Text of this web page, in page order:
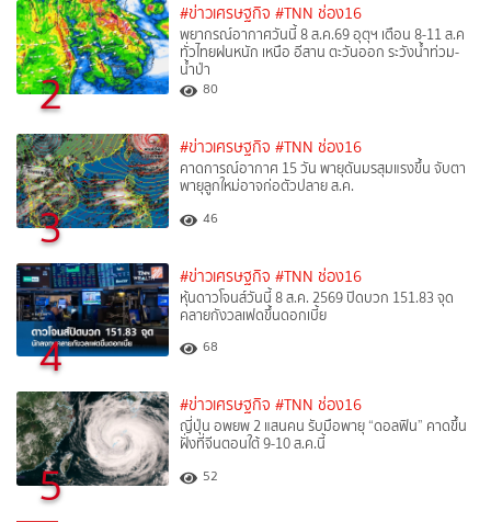
2
#ข่าวเศรษฐกิจ #TNN ช่อง16
พยากรณ์อากาศวันนี้ 8 ส.ค.69 อุตุฯ เตือน 8-11 ส.ค
ทั่วไทยฝนหนัก เหนือ อีสาน ตะวันออก ระวังน้ำท่วม-
น้ำป่า
80
3
#ข่าวเศรษฐกิจ #TNN ช่อง16
คาดการณ์อากาศ 15 วัน พายุดันมรสุมแรงขึ้น จับตา
พายุลูกใหม่อาจก่อตัวปลาย ส.ค.
46
4
#ข่าวเศรษฐกิจ #TNN ช่อง16
หุ้นดาวโจนส์วันนี้ 8 ส.ค. 2569 ปิดบวก 151.83 จุด
คลายกังวลเฟดขึ้นดอกเบี้ย
68
5
#ข่าวเศรษฐกิจ #TNN ช่อง16
ญี่ปุ่น อพยพ 2 แสนคน รับมือพายุ “ดอลฟิน” คาดขึ้น
ฝั่งที่จีนตอนใต้ 9-10 ส.ค.นี้
52